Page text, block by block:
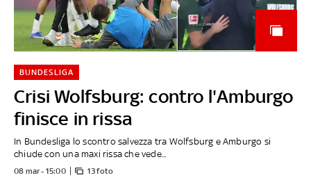
Crisi Wolfsburg: contro l'Amburgo
finisce in rissa
BUNDESLIGA
In Bundesliga lo scontro salvezza tra Wolfsburg e Amburgo si
chiude con una maxi rissa che vede...
08 mar - 15:00 13 foto